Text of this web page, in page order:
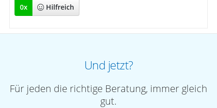
0x Hilfreich
Und jetzt?
Für jeden die richtige Beratung, immer gleich
gut.